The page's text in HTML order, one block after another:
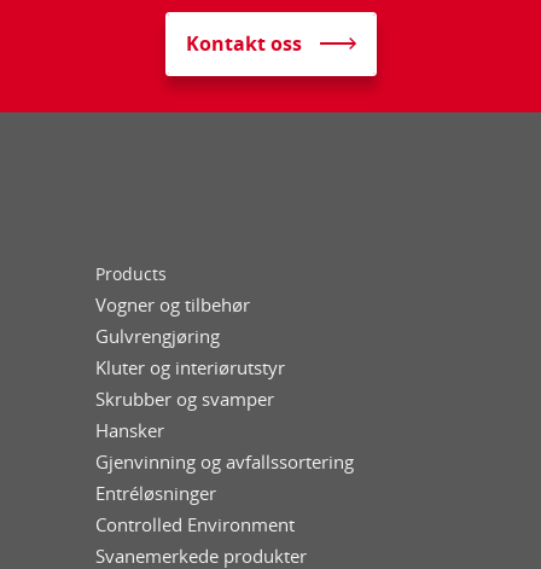
Kontakt oss
Products
Vogner og tilbehør
Gulvrengjøring
Kluter og interiørutstyr
Skrubber og svamper
Hansker
Gjenvinning og avfallssortering
Entréløsninger
Controlled Environment
Svanemerkede produkter